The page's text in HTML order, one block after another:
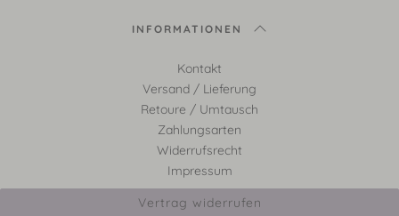
INFORMATIONEN
Kontakt
Versand / Lieferung
Retoure / Umtausch
Zahlungsarten
Widerrufsrecht
Impressum
Vertrag widerrufen